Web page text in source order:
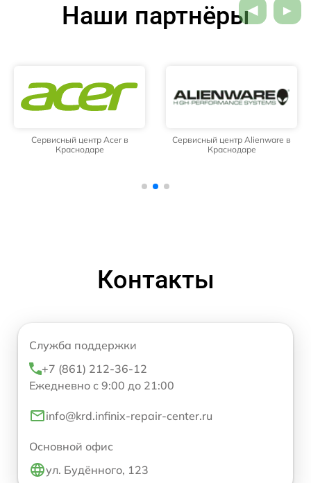
Наши партнёры
Сервисный центр Acer в
Краснодаре
Сервисный центр Alienware в
Краснодаре
Контакты
Служба поддержки
+7 (861) 212-36-12
Ежедневно с 9:00 до 21:00
info@krd.infinix-repair-center.ru
Основной офис
ул. Будённого, 123